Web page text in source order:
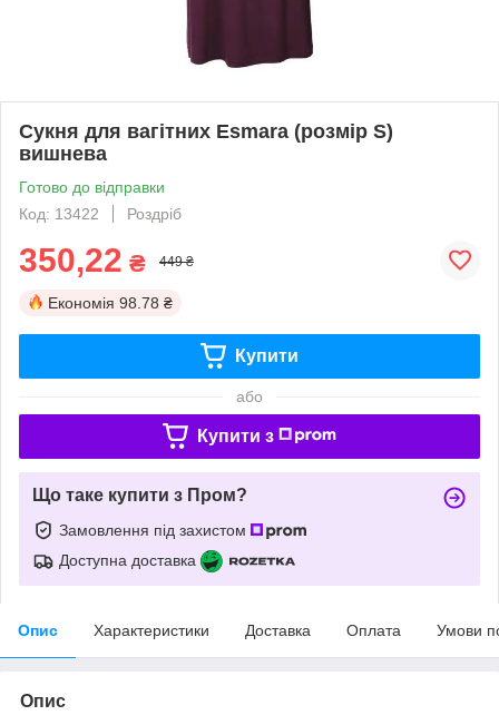
Сукня для вагітних Esmara (розмір S)
вишнева
Готово до відправки
Код: 13422
Роздріб
350,22 ₴ 449 ₴
Економія 98.78 ₴
Купити
або
Купити з
Що таке купити з Пром?
Замовлення під захистом
Доступна доставка
Опис Характеристики Доставка Оплата Умови
Опис